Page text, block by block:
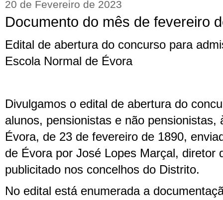
20 de Fevereiro de 2023
Documento do mês de fevereiro
Edital de abertura do concurso para
Escola Normal de Évora
Divulgamos o edital de abertura do
alunos, pensionistas e não pensionistas,
Évora, de 23 de fevereiro de 1890,
de Évora por José Lopes Marçal, diretor
publicitado nos concelhos do Distrito.
No edital está enumerada a